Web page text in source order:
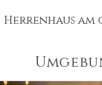
Herrenhaus am